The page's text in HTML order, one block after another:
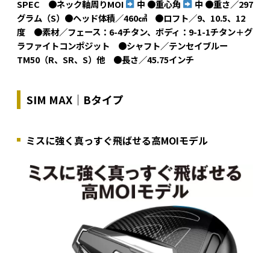
SPEC ●ネック軸周りMOI 中 ●重心角
中 ●重さ／297
グラム（S）●ヘッド体積／460㎤ ●ロフト／9、10.5、12
度 ●素材／フェース：6-4チタン、ボディ：9-1-1チタン＋グ
ラファイトコンポジット ●シャフト／テンセイブルー
TM50（R、SR、S）他 ●長さ／45.75インチ
SIM MAX｜Bタイプ
ミスに強く真っすぐ飛ばせる高MOIモデル